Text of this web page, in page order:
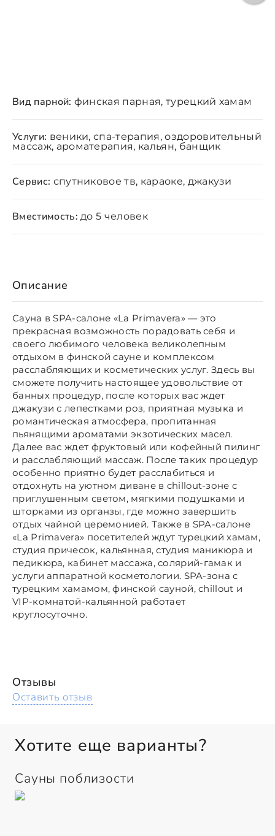
Описание
Сауна в SPA-салоне «La Primavera» — это
прекрасная возможность порадовать себя и
своего любимого человека великолепным
отдыхом в финской сауне и комплексом
расслабляющих и косметических услуг. Здесь вы
сможете получить настоящее удовольствие от
банных процедур, после которых вас ждет
джакузи с лепестками роз, приятная музыка и
романтическая атмосфера, пропитанная
пьянящими ароматами экзотических масел.
Далее вас ждет фруктовый или кофейный пилинг
и расслабляющий массаж. После таких процедур
особенно приятно будет расслабиться и
отдохнуть на уютном диване в chillout-зоне с
приглушенным светом, мягкими подушками и
шторками из органзы, где можно завершить
отдых чайной церемонией. Также в SPA-салоне
«La Primavera» посетителей ждут турецкий хамам,
студия причесок, кальянная, студия маникюра и
педикюра, кабинет массажа, солярий-гамак и
услуги аппаратной косметологии. SPA-зона с
турецким хамамом, финской сауной, chillout и
VIP-комнатой-кальянной работает
круглосуточно.
Вид парной: финская парная, турецкий хамам
Услуги: веники, спа-терапия, оздоровительный
массаж, ароматерапия, кальян, банщик
Сервис: спутниковое тв, караоке, джакузи
Вместимость: до 5 человек
Отзывы
Оставить отзыв
Хотите еще варианты?
Сауны поблизости